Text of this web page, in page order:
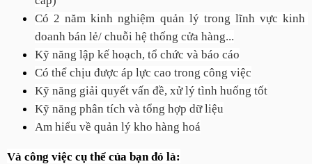
Có 2 năm kinh nghiệm quản lý trong lĩnh vực kinh
doanh bán lẻ/ chuỗi hệ thống cửa hàng...
Kỹ năng lập kế hoạch, tổ chức và báo cáo
Có thể chịu được áp lực cao trong công việc
Kỹ năng giải quyết vấn đề, xử lý tình huống tốt
Kỹ năng phân tích và tổng hợp dữ liệu
Am hiểu về quản lý kho hàng hoá
Và công việc cụ thể của bạn đó là: